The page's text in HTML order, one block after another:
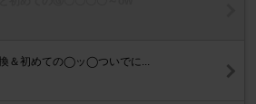
＆初めての◯ッ◯ついでに...